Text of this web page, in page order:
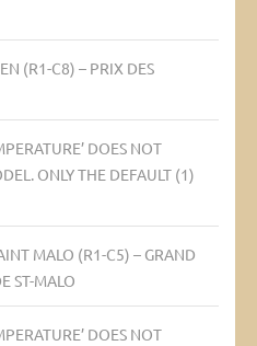
(R1-C8) – PRIX DES
DOES NOT
ONLY THE DEFAULT (1)
MALO (R1-C5) – GRAND
ST-MALO
DOES NOT